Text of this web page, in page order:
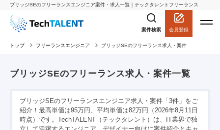
ブリッジSEのフリーランスエンジニア案件・求人一覧｜テックタレントフリーランス
案件検索 会員登録
トップ フリーランスエンジニア ブリッジSEのフリーランス求人・案件
ブリッジSEのフリーランス求人・案件一覧
ブリッジSEのフリーランスエンジニア求人・案件「3件」をご
紹介！最高単価は95万円、平均単価は82万円（2026年8月11日
時点）です。TechTALENT（テックタレント）は、IT業界で独